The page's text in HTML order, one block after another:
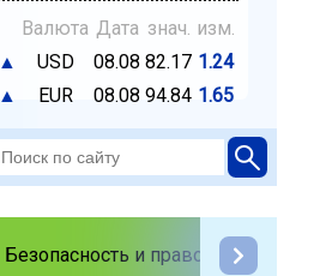
Валюта Дата знач. изм.
▲
USD 08.08 82.17 1.24
▲
EUR 08.08 94.84 1.65
Безопасность и правопорядок